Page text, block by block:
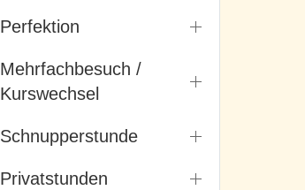
Perfektion
Mehrfachbesuch /
Kurswechsel
Schnupperstunde
Privatstunden